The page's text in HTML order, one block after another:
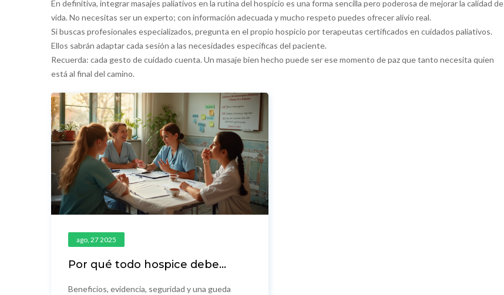
En definitiva, integrar masajes paliativos en la rutina del hospicio es una forma sencilla pero poderosa de mejorar la calidad de
vida. No necesitas ser un experto; con información adecuada y mucho respeto puedes ofrecer alivio real.
Si buscas profesionales especializados, pregunta en el propio hospicio por terapeutas certificados en cuidados paliativos.
Ellos sabrán adaptar cada sesión a las necesidades específicas del paciente.
Recuerda: cada gesto de cuidado cuenta. Un masaje bien hecho puede ser ese momento de paz que tanto necesita quien
está al final del camino.
ago, 27 2025
Por qué todo hospice debe
evidencia y cómo
Beneficios, evidencia, seguridad y una gueda